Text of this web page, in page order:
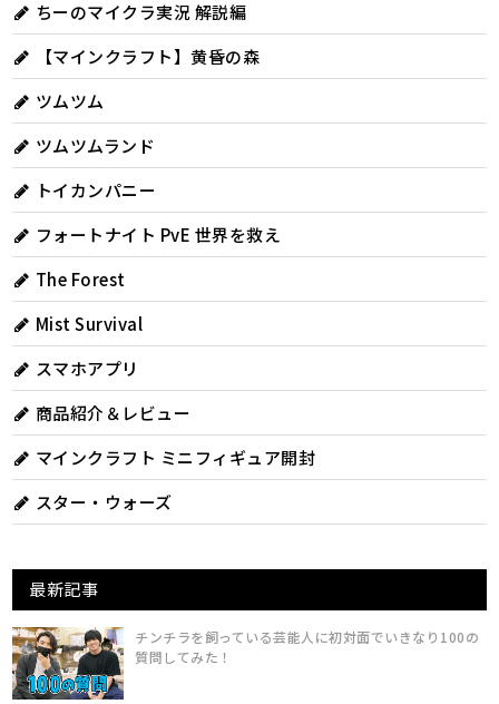
ちーのマイクラ実況 解説編
【マインクラフト】黄昏の森
ツムツム
ツムツムランド
トイカンパニー
フォートナイト PvE 世界を救え
The Forest
Mist Survival
スマホアプリ
商品紹介＆レビュー
マインクラフト ミニフィギュア開封
スター・ウォーズ
最新記事
チンチラを飼っている芸能人に初対面でいきなり100の
質問してみた！